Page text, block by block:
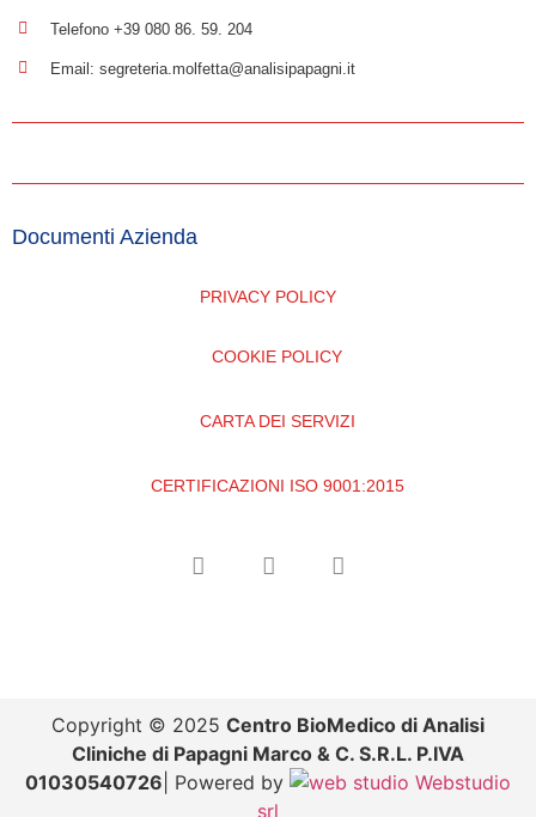
Telefono +39 080 86. 59. 204
Email: segreteria.molfetta@analisipapagni.it
Documenti Azienda
PRIVACY POLICY
COOKIE POLICY
CARTA DEI SERVIZI
CERTIFICAZIONI ISO 9001:2015
Copyright © 2025 Centro BioMedico di Analisi
Cliniche di Papagni Marco & C. S.R.L. P.IVA
01030540726 | Powered by
Webstudio
srl